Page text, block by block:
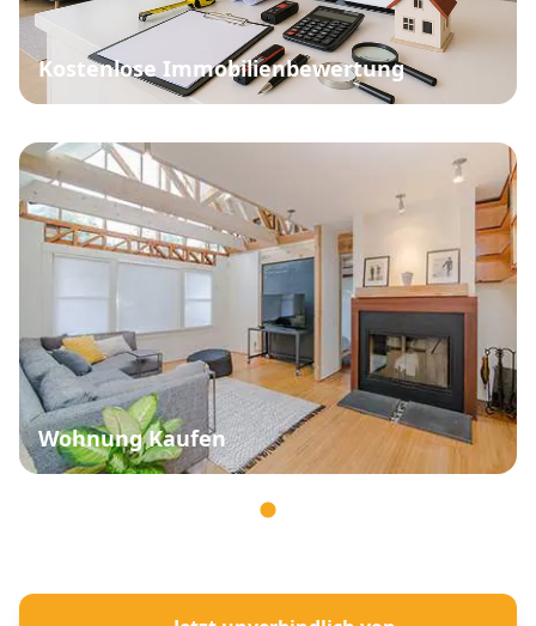
Kostenlose Immobilienbewertung
Wohnung Kaufen